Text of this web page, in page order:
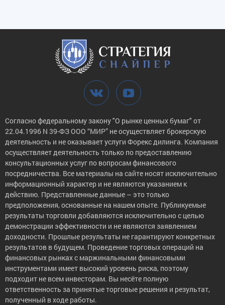
Согласно федеральному закону "О рынке ценных бумаг" от
22.04.1996 N 39-ФЗ ООО “МИР” не осуществляет брокерскую
деятельность и не оказывает услуги Форекс дилинга. Компания
осуществляет деятельность только по предоставлению
консультационных услуг по вопросам финансового
посредничества. Все материалы на сайте носят исключительно
информационный характер и не являются указанием к
действию. Представленные данные – это только
предположения, основанные на нашем опыте. Публикуемые
результаты торговли добавляются исключительно с целью
демонстрации эффективности и не являются заявлением
доходности. Прошлые результаты не гарантируют конкретных
результатов в будущем. Проведение торговых операций на
финансовых рынках с маржинальными финансовыми
инструментами имеет высокий уровень риска, поэтому
подходит не всем инвесторам. Вы несёте полную
ответственность за принятые торговые решения и результат,
полученный в ходе работы.